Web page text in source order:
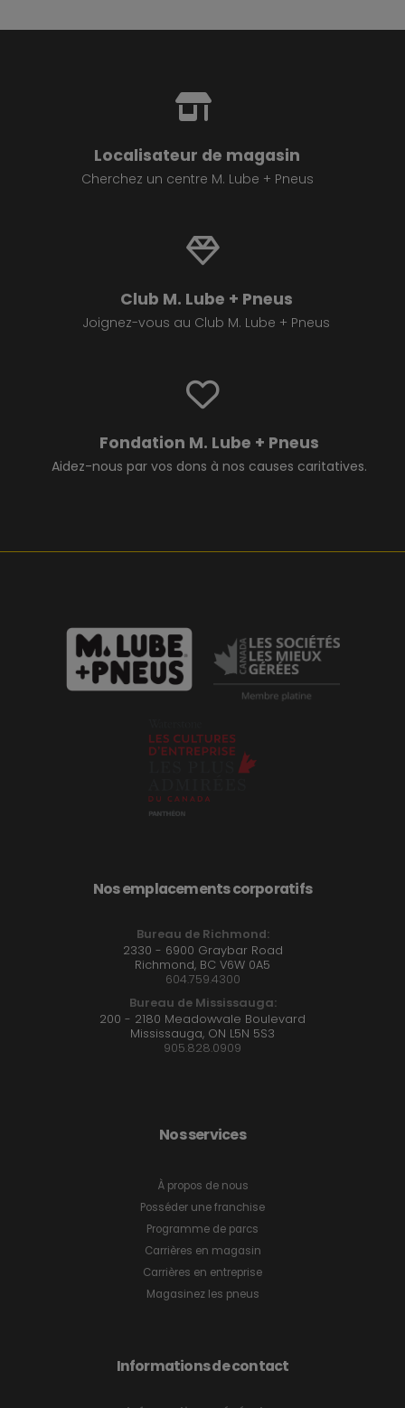
Localisateur de magasin
Cherchez un centre M. Lube + Pneus
Club M. Lube + Pneus
Joignez-vous au Club M. Lube + Pneus
Fondation M. Lube + Pneus
Aidez-nous par vos dons à nos causes caritatives.
Nos emplacements corporatifs
Bureau de Richmond:
2330 - 6900 Graybar Road
Richmond, BC V6W 0A5
604.759.4300
Bureau de Mississauga:
200 - 2180 Meadowvale Boulevard
Mississauga, ON L5N 5S3
905.828.0909
Nos services
À propos de nous
Posséder une franchise
Programme de parcs
Carrières en magasin
Carrières en entreprise
Magasinez les pneus
Informations de contact